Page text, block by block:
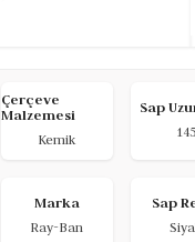
Çerçeve
Malzemesi
Kemik
Sap
145
Marka
Ray-Ban
Sap